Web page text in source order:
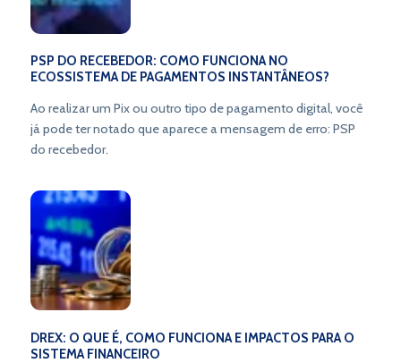
PSP DO RECEBEDOR: COMO FUNCIONA NO
ECOSSISTEMA DE PAGAMENTOS INSTANTÂNEOS?
Ao realizar um Pix ou outro tipo de pagamento digital, você
já pode ter notado que aparece a mensagem de erro: PSP
do recebedor.
DREX: O QUE É, COMO FUNCIONA E IMPACTOS PARA O
SISTEMA FINANCEIRO